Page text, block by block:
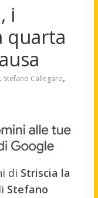
i
quarta
Stefano Callegaro,
di Striscia la
Stefano